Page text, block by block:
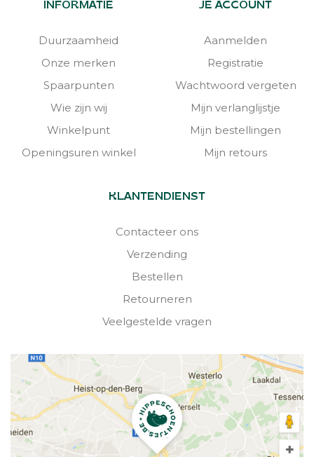
INFORMATIE
Duurzaamheid
Onze merken
Spaarpunten
Wie zijn wij
Winkelpunt
Openingsuren winkel
JE ACCOUNT
Aanmelden
Registratie
Wachtwoord vergeten
Mijn verlanglijstje
Mijn bestellingen
Mijn retours
KLANTENDIENST
Contacteer ons
Verzending
Bestellen
Retourneren
Veelgestelde vragen